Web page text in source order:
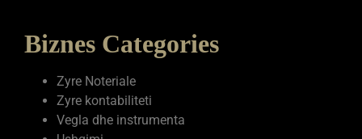
Biznes Categories
Zyre Noteriale